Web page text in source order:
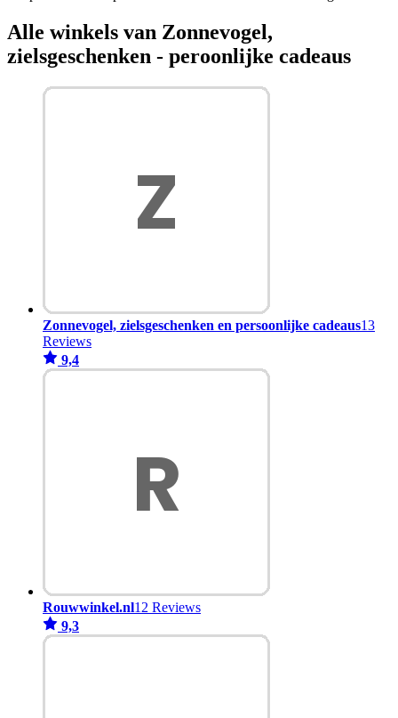
Alle winkels van Zonnevogel,
zielsgeschenken - peroonlijke cadeaus
Zonnevogel, zielsgeschenken en persoonlijke cadeaus13
Reviews
9,4
Rouwwinkel.nl12 Reviews
9,3